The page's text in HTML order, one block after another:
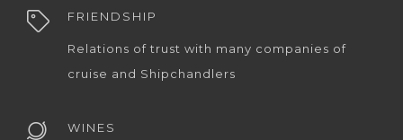
FRIENDSHIP
Relations of trust with many companies of
cruise and Shipchandlers
WINES